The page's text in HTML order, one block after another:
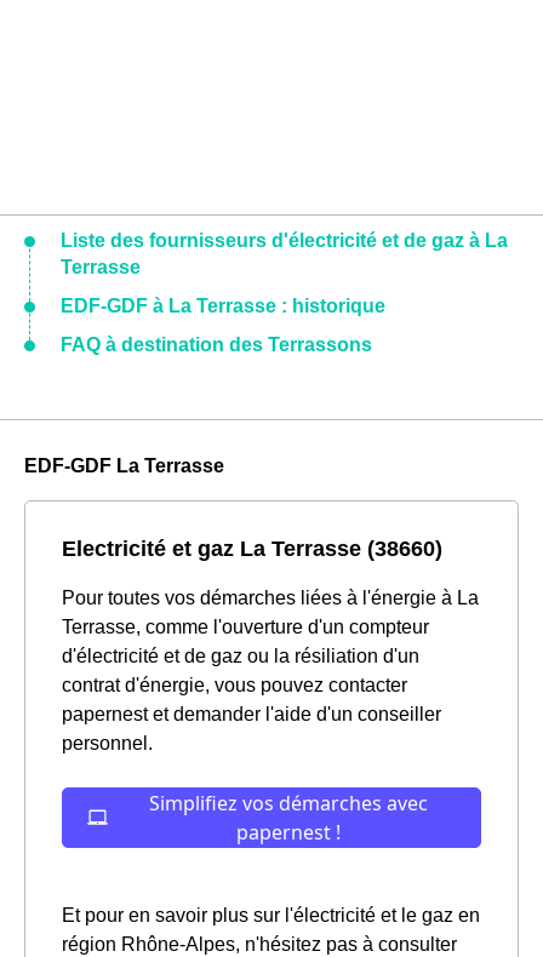
Liste des fournisseurs d'électricité et de gaz à La
Terrasse
EDF-GDF à La Terrasse : historique
FAQ à destination des Terrassons
EDF-GDF La Terrasse
Electricité et gaz La Terrasse (38660)
Pour toutes vos démarches liées à l'énergie à La
Terrasse, comme l'ouverture d'un compteur
d'électricité et de gaz ou la résiliation d'un
contrat d'énergie, vous pouvez contacter
papernest et demander l'aide d'un conseiller
personnel.
Et pour en savoir plus sur l'électricité et le gaz en
région Rhône-Alpes, n'hésitez pas à consulter